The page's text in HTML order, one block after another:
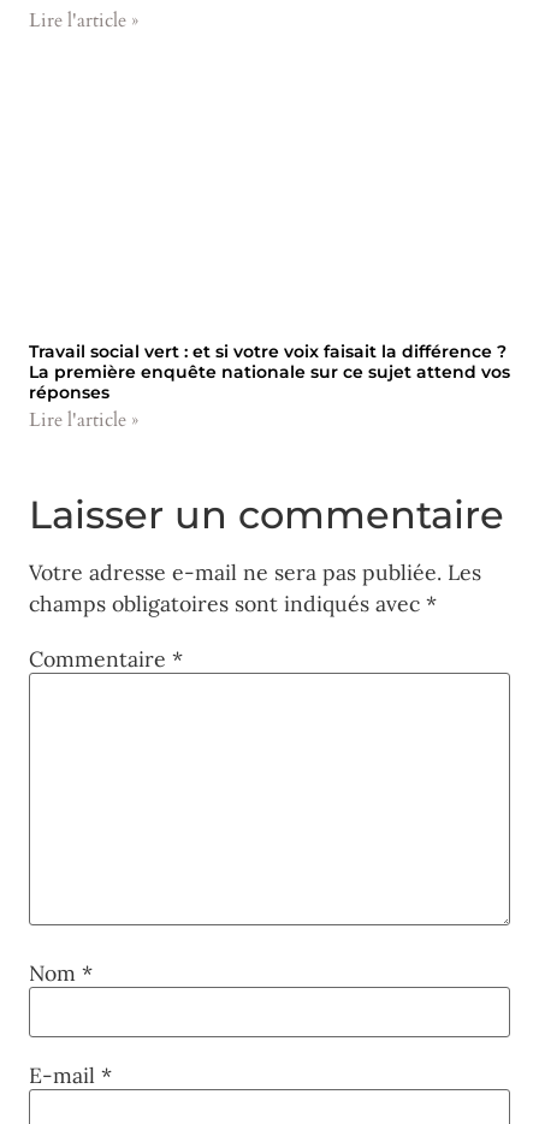
Lire l'article »
Travail social vert : et si votre voix faisait la différence ?
La première enquête nationale sur ce sujet attend vos
réponses
Lire l'article »
Laisser un commentaire
Votre adresse e-mail ne sera pas publiée. Les
champs obligatoires sont indiqués avec *
Commentaire *
Nom *
E-mail *